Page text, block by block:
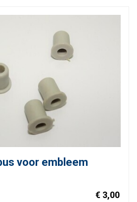
voor embleem
€ 3,00